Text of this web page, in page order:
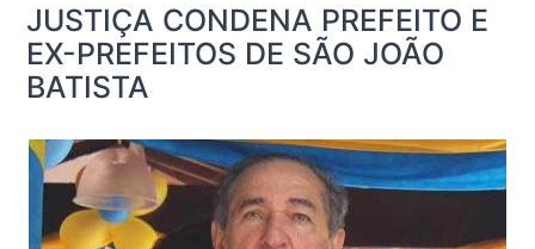
JUSTIÇA CONDENA PREFEITO E
EX-PREFEITOS DE SÃO JOÃO
BATISTA